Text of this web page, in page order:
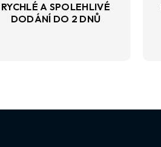
RYCHLÉ A SPOLEHLIVÉ
DODÁNÍ DO 2 DNŮ